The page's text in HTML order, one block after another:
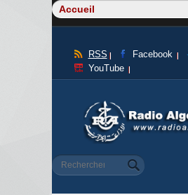
RSS Facebook
YouTube
Formulaire de
Rechercher